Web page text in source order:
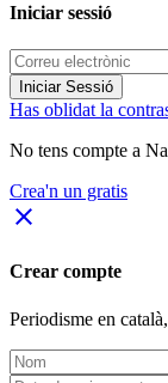
Iniciar sessió
Iniciar Sessió
Has oblidat la
No tens compte a
Crea'n un gratis
close
Crear compte
Periodisme en català